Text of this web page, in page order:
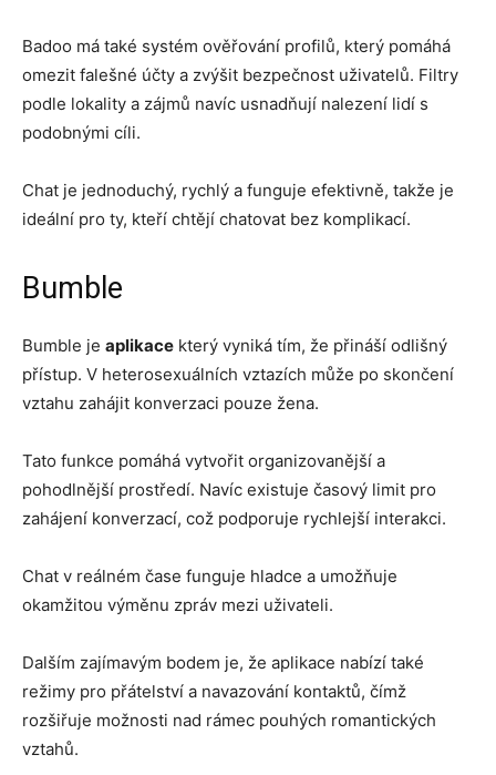
Badoo má také systém ověřování profilů, který pomáhá
omezit falešné účty a zvýšit bezpečnost uživatelů. Filtry
podle lokality a zájmů navíc usnadňují nalezení lidí s
podobnými cíli.
Chat je jednoduchý, rychlý a funguje efektivně, takže je
ideální pro ty, kteří chtějí chatovat bez komplikací.
Bumble
Bumble je aplikace který vyniká tím, že přináší odlišný
přístup. V heterosexuálních vztazích může po skončení
vztahu zahájit konverzaci pouze žena.
Tato funkce pomáhá vytvořit organizovanější a
pohodlnější prostředí. Navíc existuje časový limit pro
zahájení konverzací, což podporuje rychlejší interakci.
Chat v reálném čase funguje hladce a umožňuje
okamžitou výměnu zpráv mezi uživateli.
Dalším zajímavým bodem je, že aplikace nabízí také
režimy pro přátelství a navazování kontaktů, čímž
rozšiřuje možnosti nad rámec pouhých romantických
vztahů.